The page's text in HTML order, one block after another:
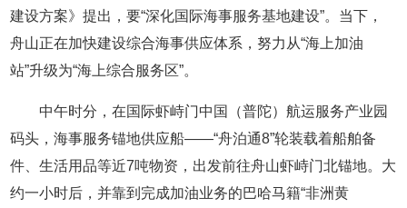
建设方案》提出，要“深化国际海事服务基地建设”。当下，
舟山正在加快建设综合海事供应体系，努力从“海上加油
站”升级为“海上综合服务区”。
中午时分，在国际虾峙门中国（普陀）航运服务产业园
码头，海事服务锚地供应船——“舟泊通8”轮装载着船舶备
件、生活用品等近7吨物资，出发前往舟山虾峙门北锚地。大
约一小时后，并靠到完成加油业务的巴哈马籍“非洲黄